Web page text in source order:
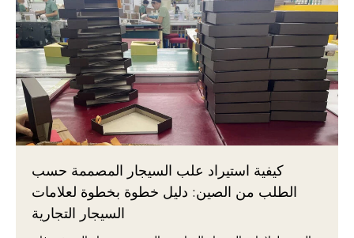
كيفية استيراد علب السيجار المصممة حسب
الطلب من الصين: دليل خطوة بخطوة لعلامات
السيجار التجارية